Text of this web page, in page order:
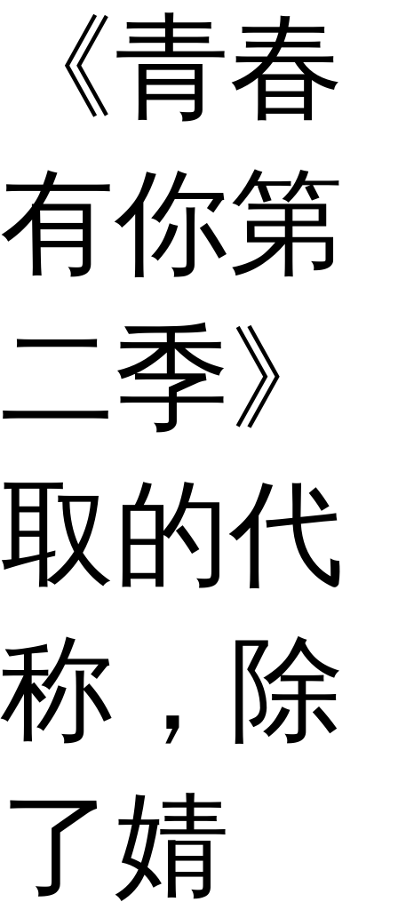
《青春
有你第
二季》
取的代
称，除
了婧